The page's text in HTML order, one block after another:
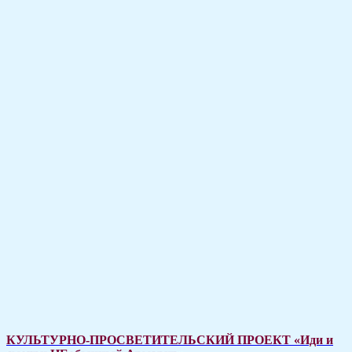
КУЛЬТУРНО-ПРОСВЕТИТЕЛЬСКИЙ ПРОЕКТ «Иди и